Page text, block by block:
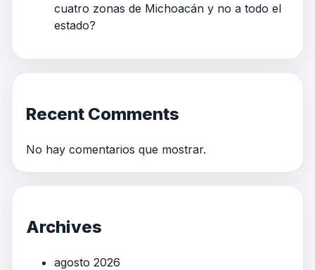
cuatro zonas de Michoacán y no a todo el
estado?
Recent Comments
No hay comentarios que mostrar.
Archives
agosto 2026